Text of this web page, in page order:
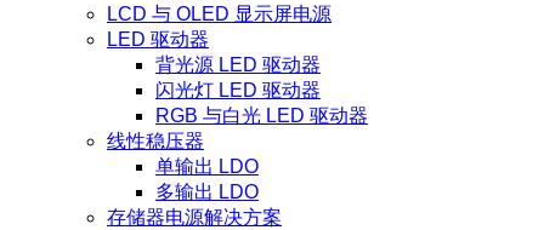
LCD 与 OLED 显示屏电源
LED 驱动器
背光源 LED 驱动器
闪光灯 LED 驱动器
RGB 与白光 LED 驱动器
线性稳压器
单输出 LDO
多输出 LDO
存储器电源解决方案